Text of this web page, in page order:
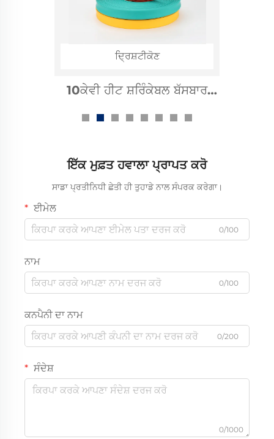
1kv ਹੀਟ ਸ਼ਰਿੰਕੇਬਲ ਬੱਸਬਾਰ ਸਲੀਵ
ਇੱਕ ਮੁਫ਼ਤ ਹਵਾਲਾ ਪ੍ਰਾਪਤ ਕਰੋ
ਸਾਡਾ ਪ੍ਰਤੀਨਿਧੀ ਛੇਤੀ ਹੀ ਤੁਹਾਡੇ ਨਾਲ ਸੰਪਰਕ ਕਰੇਗਾ।
ਈਮੇਲ
0/100
ਨਾਮ
0/100
ਕਨਪੈਨੀ ਦਾ ਨਾਮ
0/200
ਸੰਦੇਸ਼
0/1000